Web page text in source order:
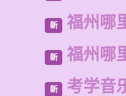
新 福州哪
新 福州哪
新 考学音